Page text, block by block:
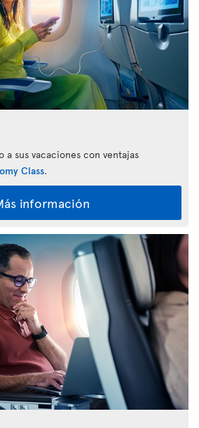
a sus vacaciones con ventajas
Class.
información